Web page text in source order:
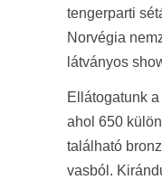
tengerparti
Norvégia
látványos
Ellátogatunk
ahol 650
található
vasból.